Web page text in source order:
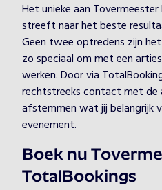
Het unieke aan
streeft naar het beste
Geen twee optredens zijn
zo speciaal om met een
werken. Door via
rechtstreeks contact met de
afstemmen wat jij
evenement.
Boek nu
TotalBookings